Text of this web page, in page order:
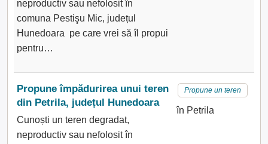
neproductiv sau nefolosit în
comuna Pestişu Mic, județul
Hunedoara pe care vrei să îl propui
pentru…
Propune împădurirea unui teren
din Petrila, județul Hunedoara
Cunoști un teren degradat,
neproductiv sau nefolosit în
Propune un teren
în Petrila